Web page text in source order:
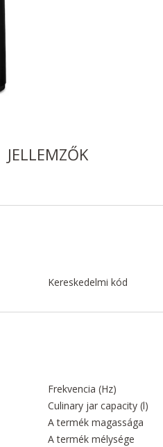
JELLEMZŐK
Kereskedelmi kód
Frekvencia (Hz)
Culinary jar capacity (l)
A termék magassága
A termék mélysége